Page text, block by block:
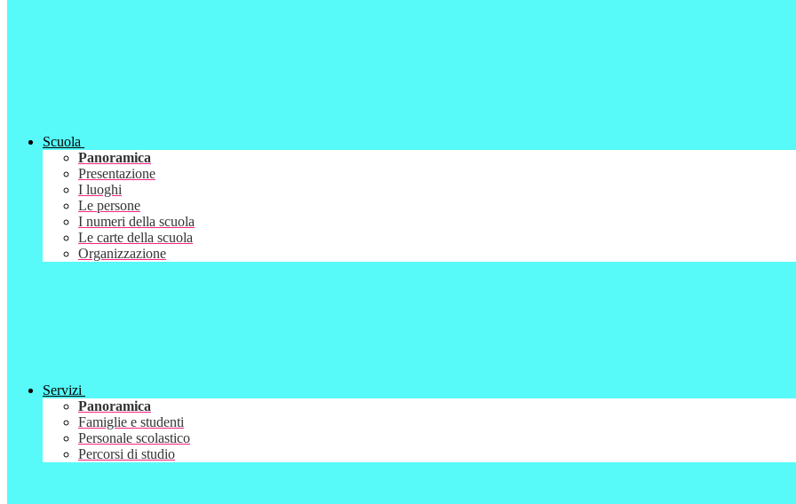
Scuola
Panoramica
Presentazione
I luoghi
Le persone
I numeri della scuola
Le carte della scuola
Organizzazione
Servizi
Panoramica
Famiglie e studenti
Personale scolastico
Percorsi di studio